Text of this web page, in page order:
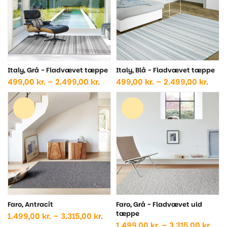
Italy, Grå - Fladvævet tæppe
499,00 kr. – 2.499,00 kr.Prisinterval:
499,00 kr.
til
2.499,00 kr.
Italy, Blå - Fladvævet tæppe
499,00 kr. – 2.499,00 kr.
Faro, Antracit
1.499,00 kr. – 3.315,00 kr.Prisinterval:
1.499,00 kr.
Faro, Grå - Fladvævet uld
tæppe